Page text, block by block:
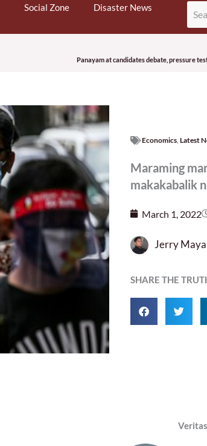
Social Zone Disaster News
Panayam at candidates debate, pressure
Economics, Latest
Maraming
makakabalik
March 1, 2022
Jerry
SHARE THE